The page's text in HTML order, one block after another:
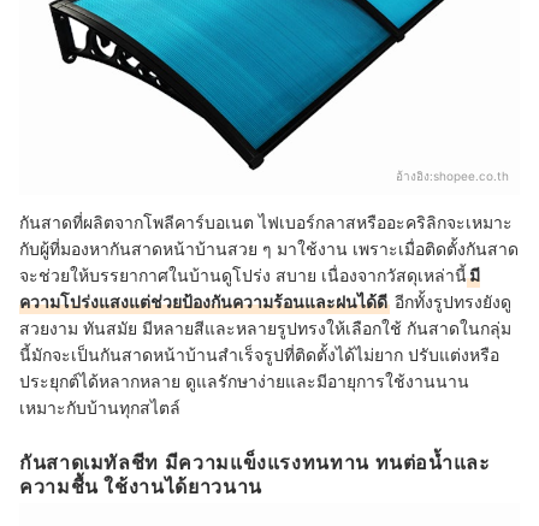
อ้างอิง:shopee.co.th
กันสาดที่ผลิตจากโพลีคาร์บอเนต ไฟเบอร์กลาสหรืออะคริลิกจะเหมาะ
กับผู้ที่มองหากันสาดหน้าบ้านสวย ๆ มาใช้งาน เพราะเมื่อติดตั้งกันสาด
จะช่วยให้บรรยากาศในบ้านดูโปร่ง สบาย เนื่องจากวัสดุเหล่านี้มี
ความโปร่งแสงแต่ช่วยป้องกันความร้อนและฝนได้ดี อีกทั้งรูปทรงยังดู
สวยงาม ทันสมัย มีหลายสีและหลายรูปทรงให้เลือกใช้ กันสาดในกลุ่ม
นี้มักจะเป็นกันสาดหน้าบ้านสําเร็จรูปที่ติดตั้งได้ไม่ยาก ปรับแต่งหรือ
ประยุกต์ได้หลากหลาย ดูแลรักษาง่ายและมีอายุการใช้งานนาน
เหมาะกับบ้านทุกสไตล์
กันสาดเมทัลชีท มีความแข็งแรงทนทาน ทนต่อน้ำและ
ความชื้น ใช้งานได้ยาวนาน